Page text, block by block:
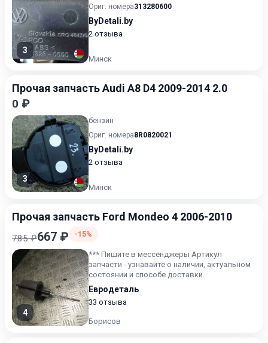
3
Ориг. номера313280600
ByDetali.by
2 отзыва
Минск
Прочая запчасть Audi A8 D4 2009-2014 2.0
0 ₽
3
бензин
Ориг. номера8R0820021
ByDetali.by
2 отзыва
Минск
Прочая запчасть Ford Mondeo 4 2006-2010
785 ₽667 ₽ -15%
4
*** Пишите в мессенджеры Артикул
запчасти - узнавайте о наличии, актуальном
состоянии и способе доставки.
Евродеталь
33 отзыва
Борисов